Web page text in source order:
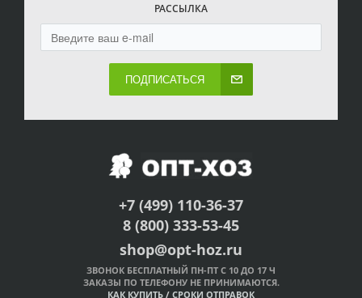
РАССЫЛКА
ПОДПИСАТЬСЯ
+7 (499) 110-36-37
8 (800) 333-53-45
shop@opt-hoz.ru
ЗВОНОК БЕСПЛАТНЫЙ ПН-ПТ С 10 ДО 17 Ч
ЗАКАЗЫ ПО ТЕЛЕФОНУ НЕ ПРИНИМАЮТСЯ.
КАК КУПИТЬ / СРОКИ ОТПРАВОК